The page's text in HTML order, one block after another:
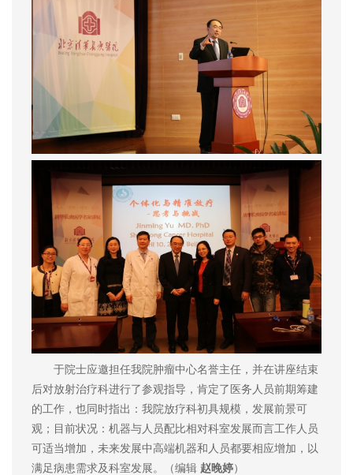
于院士应邀担任我院肿瘤中心名誉主任，并在讲座结束
后对放射治疗科进行了参观指导，肯定了医务人员前期筹建
的工作，也同时指出：我院放疗科初具规模，发展前景可
观；目前状况：机器与人员配比相对科室发展而言工作人员
可适当增加，未来发展中高端机器和人员都要相应增加，以
满足病患需求及科室发展。（编辑 赵晚婷）